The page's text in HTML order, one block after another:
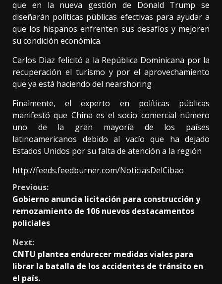
que en la nueva gestión de Donald Trump se
diseñarán políticas públicas efectivas para ayudar a
que los hispanos enfrenten sus desafíos y mejoren
su condición económica.
Carlos Diaz felicitó a la República Dominicana por la
recuperación el turismo y por el aprovechamiento
que ya está haciendo del nearshoring
Finalmente, el experto en políticas públicas
manifestó que China es el socio comercial número
uno de la gran mayoría de los países
latinoamericanos debido al vacío que ha dejado
Estados Unidos por su falta de atención a la región
http://feeds.feedburner.com/NoticiasDelCibao
Continue
Reading
Previous:
Gobierno anuncia licitación para construcción y
remozamiento de 106 nuevos destacamentos
policiales
Next:
CNTU plantea endurecer medidas viales para
librar la batalla de los accidentes de tránsito en
el país.